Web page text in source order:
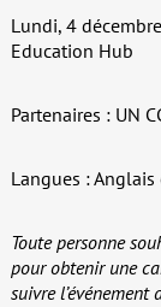
Lundi, 4
Education Hub
Partenaires : UN
Langues : Anglais
Toute personne
pour obtenir une
suivre